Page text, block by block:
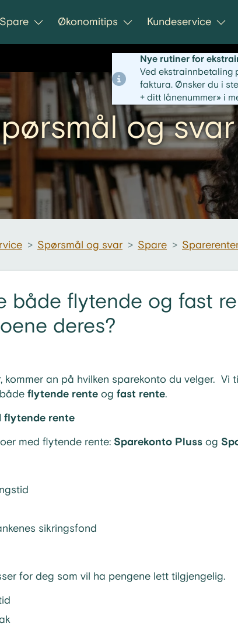
Spare Økonomitips Kundeservice
Nye rutiner for
Ved ekstrainnbetaling
faktura. Ønsker du i
+ ditt lånenummer» i
og svar
> Spørsmål og svar > Spare >
både flytende og fast
deres?
kommer an på hvilken sparekonto du velger. Vi
flytende rente og fast rente.
flytende rente
med flytende rente: Sparekonto Pluss og
sikringsfond
for deg som vil ha pengene lett tilgjengelig.